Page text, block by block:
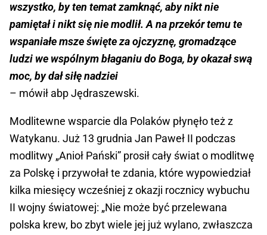
wszystko, by ten temat zamknąć, aby nikt nie
pamiętał i nikt się nie modlił. A na przekór temu te
wspaniałe msze święte za ojczyznę, gromadzące
ludzi we wspólnym błaganiu do Boga, by okazał swą
moc, by dał siłę nadziei
– mówił abp Jędraszewski.
Modlitewne wsparcie dla Polaków płynęło też z
Watykanu. Już 13 grudnia Jan Paweł II podczas
modlitwy „Anioł Pański” prosił cały świat o modlitwę
za Polskę i przywołał te zdania, które wypowiedział
kilka miesięcy wcześniej z okazji rocznicy wybuchu
II wojny światowej: „Nie może być przelewana
polska krew, bo zbyt wiele jej już wylano, zwłaszcza